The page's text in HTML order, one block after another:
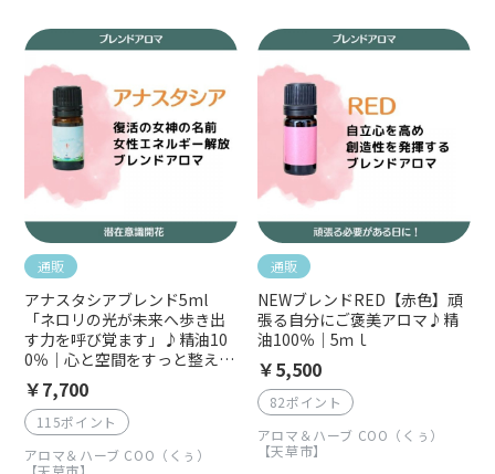
通販
アナスタシアブレンド5ml
「ネロリの光が未来へ歩き出
す力を呼び覚ます」♪精油10
0％｜心と空間をすっと整え、
前へ進むエネルギーを引き出
すアロマブレンド
￥7,700
115ポイント
アロマ＆ハーブ COO（くぅ）
【天草市】
通販
NEWブレンドRED【赤色】頑
張る自分にご褒美アロマ♪精
油100％｜5ｍｌ
￥5,500
82ポイント
アロマ＆ハーブ COO（くぅ）
【天草市】